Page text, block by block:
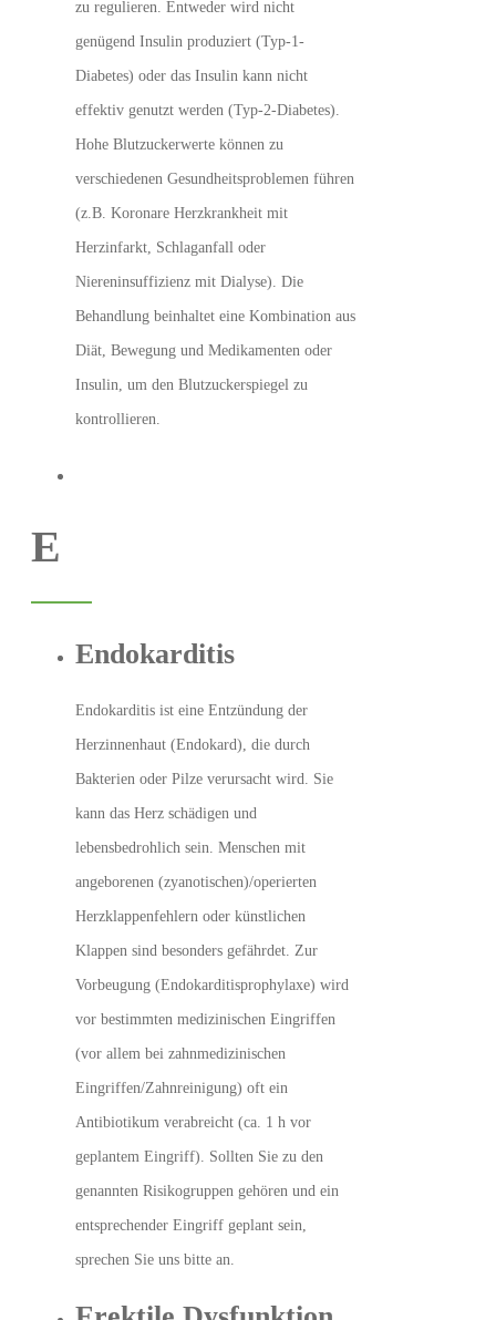
zu regulieren. Entweder wird nicht
genügend Insulin produziert (Typ-1-
Diabetes) oder das Insulin kann nicht
effektiv genutzt werden (Typ-2-Diabetes).
Hohe Blutzuckerwerte können zu
verschiedenen Gesundheitsproblemen führen
(z.B. Koronare Herzkrankheit mit
Herzinfarkt, Schlaganfall oder
Niereninsuffizienz mit Dialyse). Die
Behandlung beinhaltet eine Kombination aus
Diät, Bewegung und Medikamenten oder
Insulin, um den Blutzuckerspiegel zu
kontrollieren.
E
Endokarditis
Endokarditis ist eine Entzündung der
Herzinnenhaut (Endokard), die durch
Bakterien oder Pilze verursacht wird. Sie
kann das Herz schädigen und
lebensbedrohlich sein. Menschen mit
angeborenen (zyanotischen)/operierten
Herzklappenfehlern oder künstlichen
Klappen sind besonders gefährdet. Zur
Vorbeugung (Endokarditisprophylaxe) wird
vor bestimmten medizinischen Eingriffen
(vor allem bei zahnmedizinischen
Eingriffen/Zahnreinigung) oft ein
Antibiotikum verabreicht (ca. 1 h vor
geplantem Eingriff). Sollten Sie zu den
genannten Risikogruppen gehören und ein
entsprechender Eingriff geplant sein,
sprechen Sie uns bitte an.